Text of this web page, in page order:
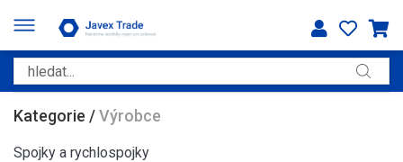
Kategorie /Výrobce
Spojky a rychlospojky